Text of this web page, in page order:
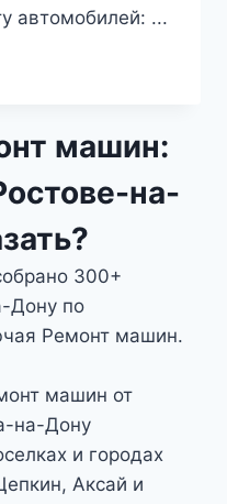
автомобилей: ...
машин:
на-
300+
Дону по
Ремонт машин.
машин от
на-Дону
и городах
Аксай и